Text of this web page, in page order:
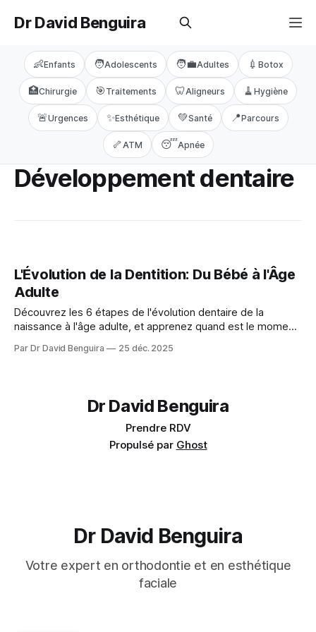
Dr David Benguira
👶Enfants 🧑Adolescents 🧑‍💼Adultes 💉 Botox
🏥Chirurgie 🎯 Traitements 🦷 Aligneurs 🧹 Hygiène
🚨Urgences ✨Esthétique 💚Santé 📍Parcours
🦴 ATM 😴Apnée
Développement dentaire
L'Évolution de la Dentition: Du Bébé à l'Âge
Adulte
Découvrez les 6 étapes de l'évolution dentaire de la
naissance à l'âge adulte, et apprenez quand est le moment
pour vous-même.
Par Dr David Benguira 25 déc. 2025
Dr David Benguira
Prendre RDV
Propulsé par Ghost
Dr David Benguira
Votre expert en orthodontie et en esthétique
faciale